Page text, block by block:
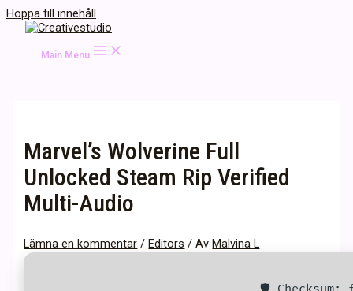
Hoppa till innehåll
Main Menu
Marvel’s Wolverine Full
Unlocked Steam Rip Verified
Multi-Audio
Lämna en kommentar /Editors / Av Malvina L